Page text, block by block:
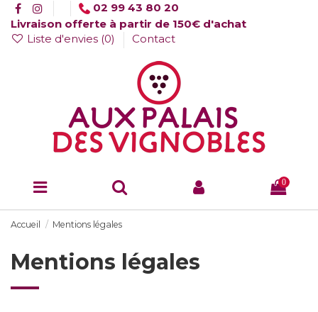
02 99 43 80 20
Livraison offerte à partir de 150€ d'achat
Liste d'envies (0) Contact
0
Accueil Mentions légales
Mentions légales